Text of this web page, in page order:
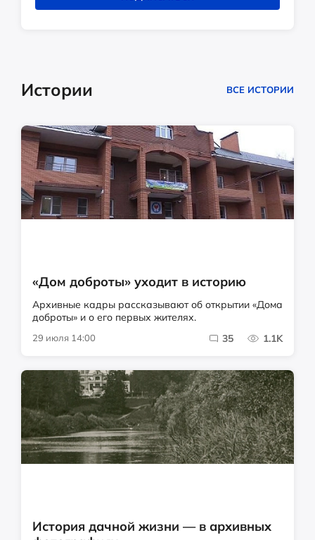
Истории ВСЕ ИСТОРИИ
«Дом доброты» уходит в историю
Архивные кадры рассказывают об открытии «Дома
доброты» и о его первых жителях.
29 июля 14:00 35 1.1K
История дачной жизни — в архивных